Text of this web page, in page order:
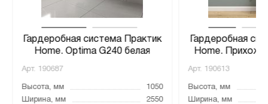
Гардеробная система Практик
Home. Optima G240 белая
Арт. 190687
Высота, мм
1050
Ширина, мм
2550
Гардеробная
Home.
Арт. 190613
Высота, мм
Ширина, мм